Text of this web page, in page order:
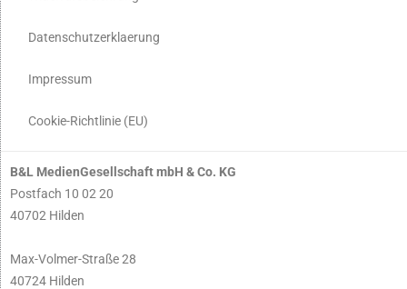
Datenschutzerklaerung
Impressum
Cookie-Richtlinie (EU)
B&L MedienGesellschaft mbH & Co. KG
Postfach 10 02 20
40702 Hilden
Max-Volmer-Straße 28
40724 Hilden